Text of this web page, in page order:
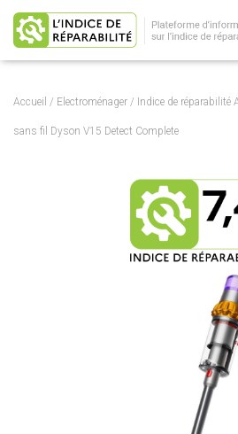
Accueil / Electroménager / Indice de réparabilité
sans fil Dyson V15 Detect Complete